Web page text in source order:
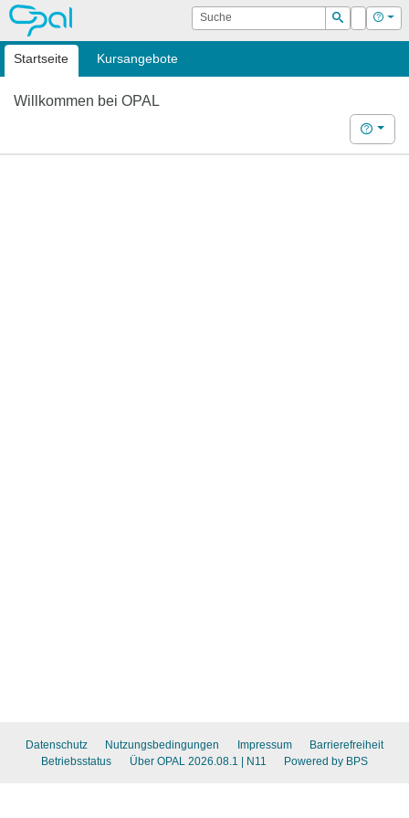
OPAL Suche
Suchen
Login Hilfe
Startseite Kursangebote
Willkommen bei OPAL
Hilfe
Datenschutz Nutzungsbedingungen Impressum
Barrierefreiheit
Betriebsstatus
Über OPAL 2026.08.1 | N11 Powered by BPS